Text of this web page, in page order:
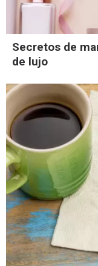
Secretos de
de lujo